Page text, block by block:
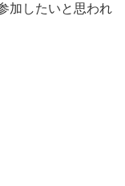
加したいと思われ